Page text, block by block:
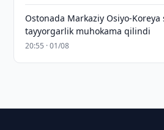
Ostonada Markaziy Osiyo-
tayyorgarlik muhokama qilindi
20:55 · 01/08